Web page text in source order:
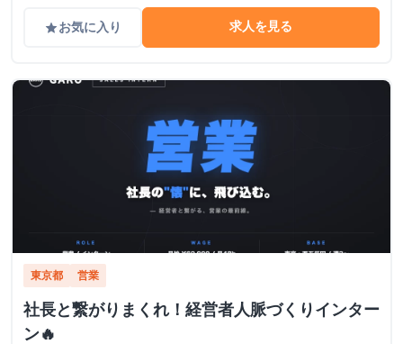
gradeお気に入り 求人を見る
東京都 営業
社長と繋がりまくれ！経営者人脈づくりインター
ン🔥